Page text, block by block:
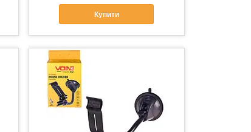
Купити